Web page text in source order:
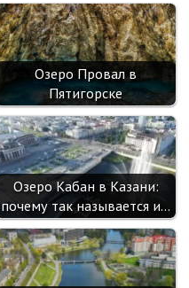
Озеро Провал в
Пятигорске
Озеро Кабан в Казани:
почему так называется и…